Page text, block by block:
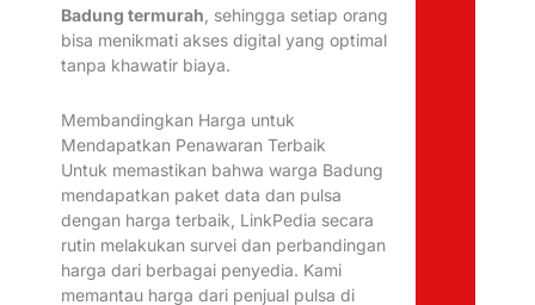
Badung termurah, sehingga setiap orang
bisa menikmati akses digital yang optimal
tanpa khawatir biaya.
Membandingkan Harga untuk
Mendapatkan Penawaran Terbaik
Untuk memastikan bahwa warga Badung
mendapatkan paket data dan pulsa
dengan harga terbaik, LinkPedia secara
rutin melakukan survei dan perbandingan
harga dari berbagai penyedia. Kami
memantau harga dari penjual pulsa di